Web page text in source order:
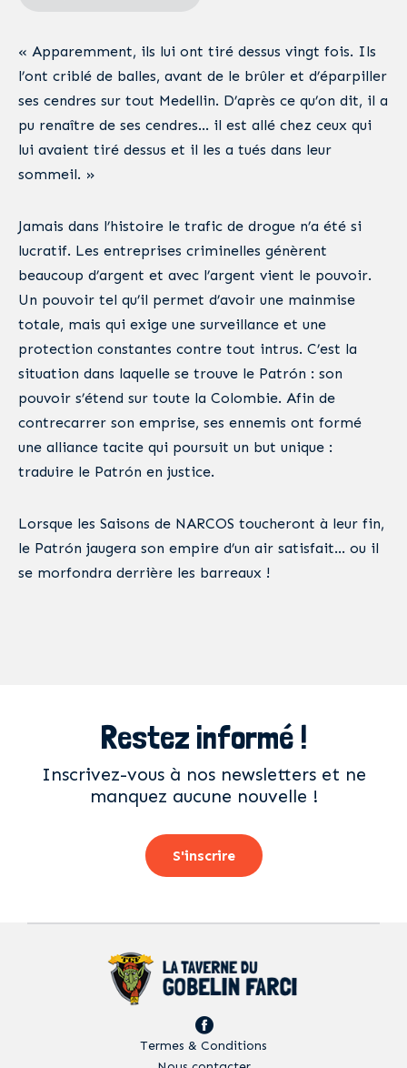
« Apparemment, ils lui ont tiré dessus vingt fois. Ils
l’ont criblé de balles, avant de le brûler et d’éparpiller
ses cendres sur tout Medellin. D’après ce qu’on dit, il a
pu renaître de ses cendres… il est allé chez ceux qui
lui avaient tiré dessus et il les a tués dans leur
sommeil. »
Jamais dans l’histoire le trafic de drogue n’a été si
lucratif. Les entreprises criminelles génèrent
beaucoup d’argent et avec l’argent vient le pouvoir.
Un pouvoir tel qu’il permet d’avoir une mainmise
totale, mais qui exige une surveillance et une
protection constantes contre tout intrus. C’est la
situation dans laquelle se trouve le Patrón : son
pouvoir s’étend sur toute la Colombie. Afin de
contrecarrer son emprise, ses ennemis ont formé
une alliance tacite qui poursuit un but unique :
traduire le Patrón en justice.
Lorsque les Saisons de NARCOS toucheront à leur fin,
le Patrón jaugera son empire d’un air satisfait… ou il
se morfondra derrière les barreaux !
Restez informé !
Inscrivez-vous à nos newsletters et ne
manquez aucune nouvelle !
S'inscrire
Termes & Conditions